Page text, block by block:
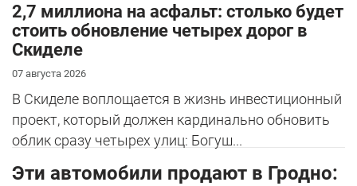
2,7 миллиона на асфальт: столько будет
стоить обновление четырех дорог в
Скиделе
07 августа 2026
В Скиделе воплощается в жизнь инвестиционный
проект, который должен кардинально обновить
облик сразу четырех улиц: Богуш...
Эти автомобили продают в Гродно: